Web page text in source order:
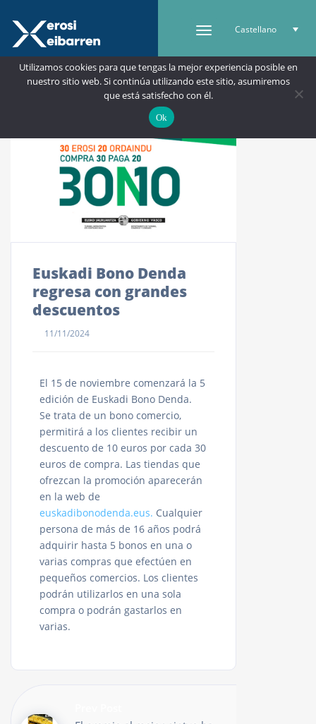
Castellano
Euskadi Bono Denda
regresa con grandes
descuentos
11/11/2024
El 15 de noviembre comenzará la 5
edición de Euskadi Bono Denda.
Se trata de un bono comercio,
permitirá a los clientes recibir un
descuento de 10 euros por cada 30
euros de compra. Las tiendas que
ofrezcan la promoción aparecerán
en la web de
euskadibonodenda.eus. Cualquier
persona de más de 16 años podrá
adquirir hasta 5 bonos en una o
varias compras que efectúen en
pequeños comercios. Los clientes
podrán utilizarlos en una sola
compra o podrán gastarlos en
varias.
Utilizamos cookies para que tengas la mejor experiencia posible en
nuestro sitio web. Si continúa utilizando este sitio, asumiremos
que está satisfecho con él.
Ok